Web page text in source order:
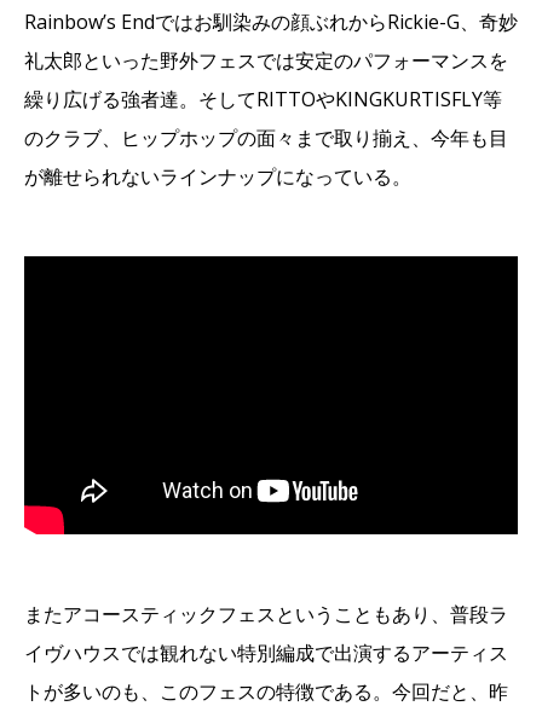
Rainbow’s Endではお馴染みの顔ぶれからRickie-G、奇妙
礼太郎といった野外フェスでは安定のパフォーマンスを
繰り広げる強者達。そしてRITTOやKINGKURTISFLY等
のクラブ、ヒップホップの面々まで取り揃え、今年も目
が離せられないラインナップになっている。
またアコースティックフェスということもあり、普段ラ
イヴハウスでは観れない特別編成で出演するアーティス
トが多いのも、このフェスの特徴である。今回だと、昨